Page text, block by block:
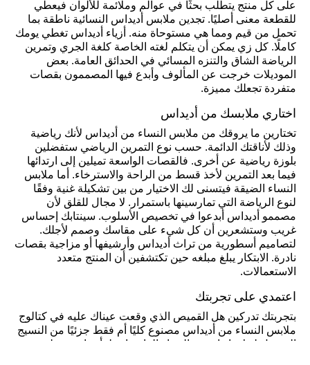
على كل منتج يتطلب بحثًا في عوالم وملائمة للألوان فيعطي
للقطعة معنى أصليًا. تجدين ملابس أديداس النسائية ناطقة بما
تحمل من قيم ومما هي مستوحاة منه. أزياء أديداس تغطي يومك
كاملًا. كل زي يمكن أن يتكلم لغته الخاصة كلغة الجري وتمرين
الرياضة الشاق والتنزه المسائي في الحدائق العامة. بعض
الموديلات خرجت عن المألوف وأبدع فيها المصممون بقصات
متفردة تجعلك مميزة.
اختاري ملابسك من أديداس
تختارين ما يروقك من ملابس النساء من أديداس لأنك رياضية
وذلك لأناقتك الدائمة. حسب نوع التمرين الرياضي ستفضلين
بلوزة رياضية عن أخرى. فالقصات الواسعة تميلين إلى ارتدائها
فيما بعد التمرين لأخذ قسط من الراحة والاسترخاء. أما ملابس
النساء الضيقة فيتسنى لك الاختيار من بين تشكيلة غنية وفقًا
لنوع الرياضة التي تمارسينها باستمرار. لا مجال للقلق لأن
مصممو أديداس أبدعوا في تخصيص الأسلوب. سينتابك إحساس
غريب وستشعرين أن كل شيء على مقاسك وصمم لأجلك.
لتصاميم أسطورية من تراث أديداس وأرشيفها أو مزاجية بقصات
نادرة. الابتكار يبلغ مبلغه حين تكتشفين أن المنتج متعدد
الاستعمالات.
اعتمدي على تجربتك
بتجربتك تدركين هل القميص الذي وقعت عيناك عليه في كتالوج
ملابس النساء من أديداس مصنوع كليًا أم فقط جزئيًا من النسيج